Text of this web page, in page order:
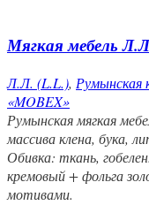
Мягкая мебель
Л.Л. (L.L.), Румынская
«MOBEX»
Румынская мягкая
массива клена, бука,
Обивка: ткань,
кремовый + фольга
мотивами.